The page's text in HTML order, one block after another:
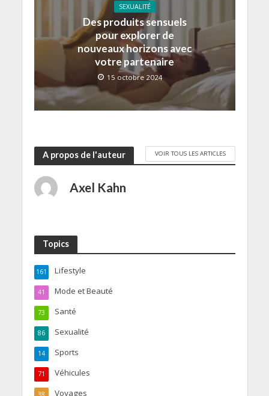
SEXUALITÉ
Des produits sensuels
pour explorer de
nouveaux horizons avec
votre partenaire
15 octobre 2024
A propos de l'auteur VOIR TOUS LES ARTICLES
Axel Kahn
Topics
Lifestyle
161
Mode et Beauté
41
Santé
73
Sexualité
86
Sports
14
Véhicules
71
Voyages
38